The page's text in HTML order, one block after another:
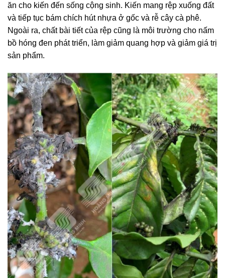
ăn cho kiến đến sống cộng sinh. Kiến mang rệp xuống đất
và tiếp tục bám chích hút nhựa ở gốc và rễ cây cà phê.
Ngoài ra, chất bài tiết của rệp cũng là môi trường cho nấm
bồ hóng đen phát triển, làm giảm quang hợp và giảm giá trị
sản phẩm.